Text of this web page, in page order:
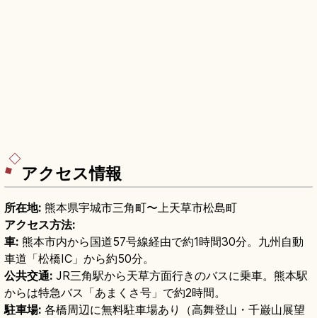
アクセス情報
所在地: 熊本県宇城市三角町〜上天草市松島町
アクセス方法:
車: 熊本市内から国道57号線経由で約1時間30分。九州自動
車道「松橋IC」から約50分。
公共交通: JR三角駅から天草方面行きのバスに乗車。熊本駅
からは特急バス「あまくさ号」で約2時間。
駐車場: 各橋周辺に無料駐車場あり（高舞登山・千巌山展望